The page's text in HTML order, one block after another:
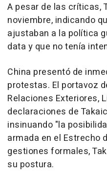
A pesar de las críticas,
noviembre, indicando
ajustaban a la política
data y que no tenía
China presentó de
protestas. El portavoz
Relaciones Exteriores,
declaraciones de
insinuando "la
armada en el Estrecho
gestiones formales,
su postura.